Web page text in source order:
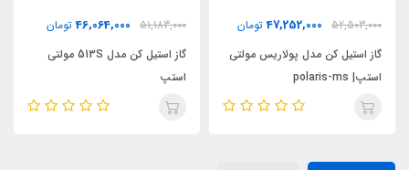
52,503,000
47,252,000 تومان
گاز استیل کن مدل پولاریس مولتی
استپ| polaris-ms
51,183,000
46,064,000 تومان
گاز استیل کن مدل 513S مولتی
استپ